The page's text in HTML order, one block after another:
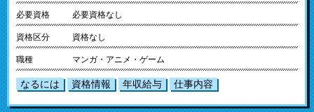
必要資格 必要資格なし
資格区分 資格なし
職種 マンガ・アニメ・ゲーム
なるには 資格情報 年収給与 仕事内容